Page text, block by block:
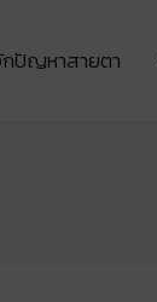
ปัญหาสายตา